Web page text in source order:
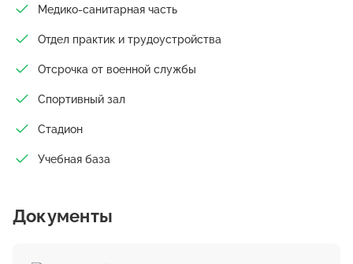
отпраздновал 25 – летний юбилей. Ко дню празднования
директора лицея — Г.З. Абзалова.
Медико-санитарная часть
Отдел практик и трудоустройства
Отсрочка от военной службы
Спортивный зал
Стадион
Учебная база
Документы